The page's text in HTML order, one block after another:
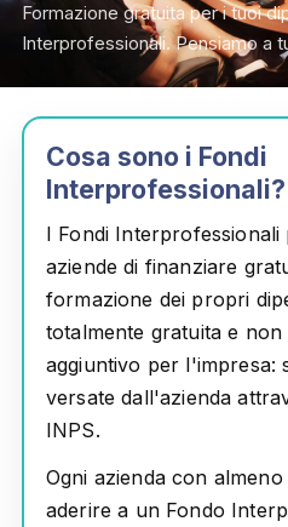
Formazione gratuita per i tuoi
Interprofessionali. Pensiamo a
Cosa sono i Fondi
Interprofessionali?
I Fondi Interprofessionali
aziende di finanziare
formazione dei propri
totalmente gratuita e
aggiuntivo per l'impresa:
versate dall'azienda
INPS.
Ogni azienda con
aderire a un Fondo